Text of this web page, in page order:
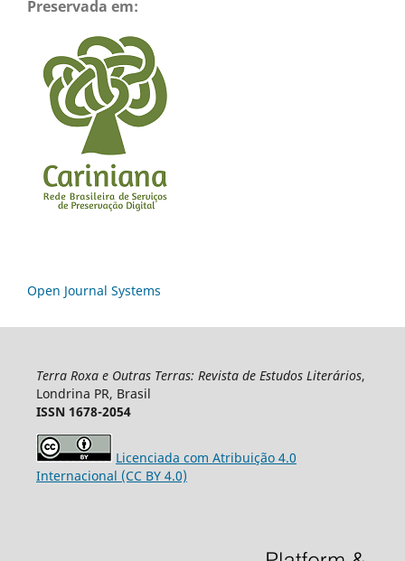
Preservada em:
Open Journal Systems
Terra Roxa e Outras Terras: Revista de Estudos Literários,
Londrina PR, Brasil
ISSN 1678-2054
Licenciada com Atribuição 4.0
Internacional (CC BY 4.0)